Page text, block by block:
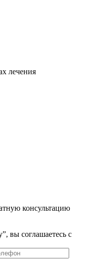
лечения
консультацию
вы соглашаетесь с